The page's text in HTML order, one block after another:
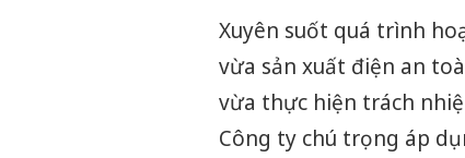
Xuyên suốt quá trình
vừa sản xuất điện an
vừa thực hiện trách
Công ty chú trọng áp